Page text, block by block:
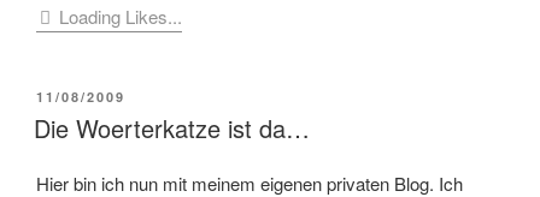
Loading Likes...
VERÖFFENTLICHT
AM
11/08/2009
Die Woerterkatze ist da…
Hier bin ich nun mit meinem eigenen privaten Blog. Ich